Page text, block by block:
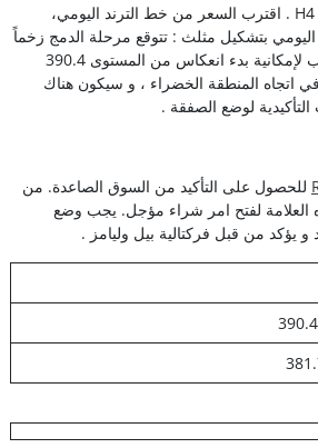
: العقود المستمرة للذرة على الشارت H4 . اقترب السعر من خط الترند اليومي،
بتشكيل مثلث : تتوقع مرحلة الدمج زخماً
متقلباً جديداً. مع ذلك، لا توجد الآن علامات واضحة لاكتمال الارتداد. نترقب لإمكانية بدء انعكاس من المستوى 390.4
دولار. عند عبور هذا المستوى، سينعكس ترند مؤشر الـ ParabolicSAR في اتجاه المنطقة الخضراء ، و سيكون هناك
للحصول على التأكيد من السوق الصاعدة. من
390.4 . يمكن استخدام هذه العلامة لفتح امر شراء مؤجل. يجب وضع